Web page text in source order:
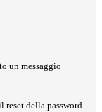
un messaggio
reset della password